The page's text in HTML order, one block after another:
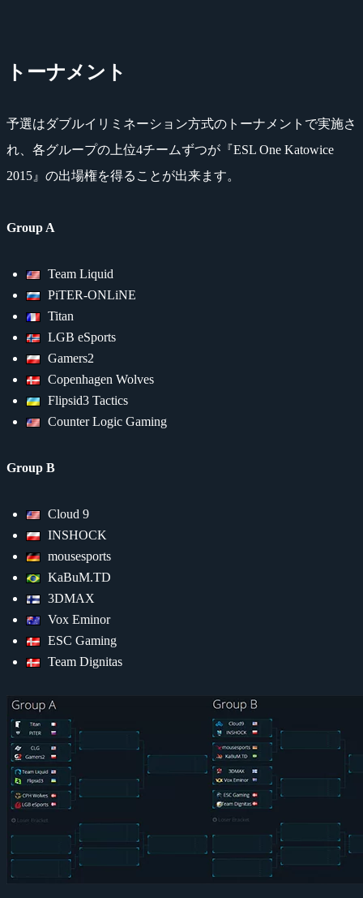
トーナメント
予選はダブルイリミネーション方式のトーナメントで実施さ
れ、各グループの上位4チームずつが『ESL One Katowice
2015』の出場権を得ることが出来ます。
Group A
Team Liquid
PiTER-ONLiNE
Titan
LGB eSports
Gamers2
Copenhagen Wolves
Flipsid3 Tactics
Counter Logic Gaming
Group B
Cloud 9
INSHOCK
mousesports
KaBuM.TD
3DMAX
Vox Eminor
ESC Gaming
Team Dignitas